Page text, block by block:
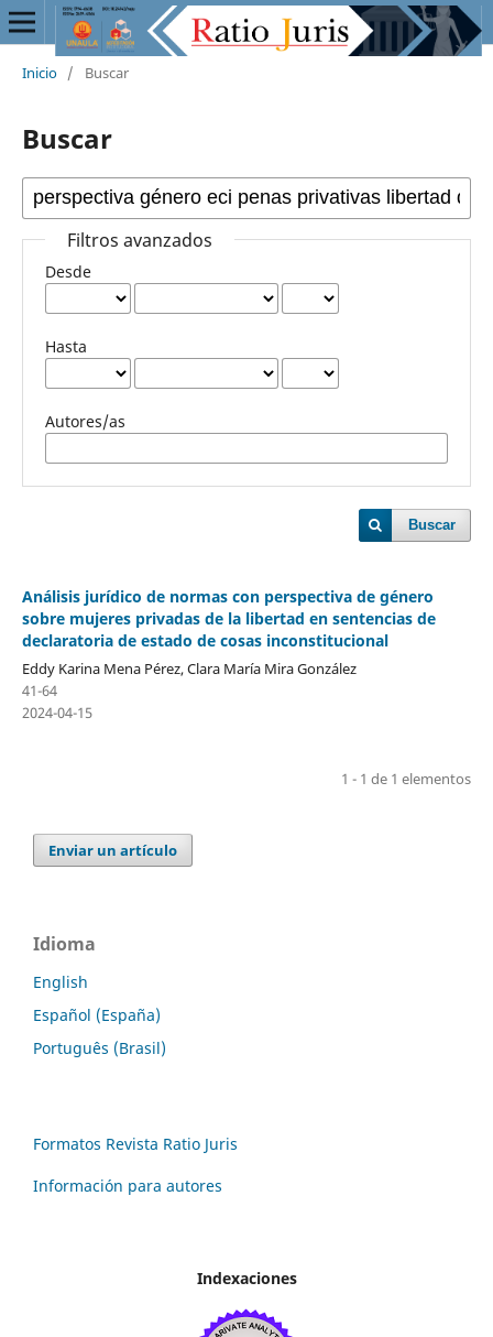
Inicio / Buscar
Buscar
Filtros avanzados
Desde
Hasta
Autores/as
Buscar
Análisis jurídico de normas con perspectiva de género
sobre mujeres privadas de la libertad en sentencias de
declaratoria de estado de cosas inconstitucional
Eddy Karina Mena Pérez, Clara María Mira González
41-64
2024-04-15
1 - 1 de 1 elementos
Enviar un artículo
Idioma
English
Español (España)
Português (Brasil)
Formatos Revista Ratio Juris
Información para autores
Indexaciones